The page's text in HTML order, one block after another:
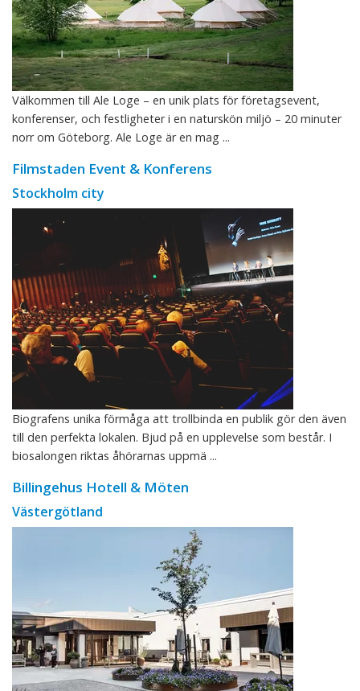
Välkommen till Ale Loge – en unik plats för företagsevent,
konferenser, och festligheter i en naturskön miljö – 20 minuter
norr om Göteborg. Ale Loge är en mag ...
Filmstaden Event & Konferens
Stockholm city
Biografens unika förmåga att trollbinda en publik gör den även
till den perfekta lokalen. Bjud på en upplevelse som består. I
biosalongen riktas åhörarnas uppmä ...
Billingehus Hotell & Möten
Västergötland